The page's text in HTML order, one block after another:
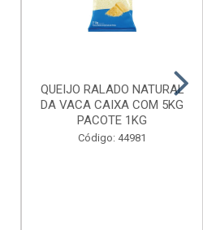
QUEIJO RALADO NATURAL
DA VACA CAIXA COM 5KG
PACOTE 1KG
Código: 44981